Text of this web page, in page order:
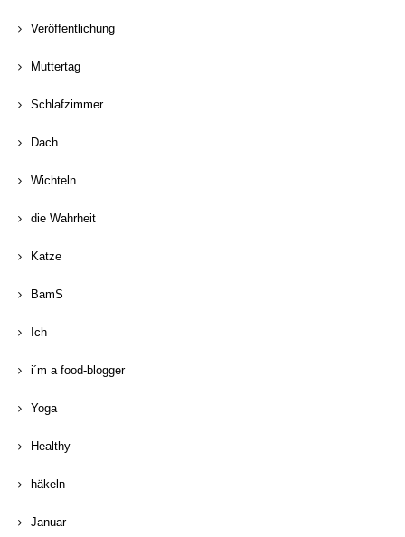
Veröffentlichung
Muttertag
Schlafzimmer
Dach
Wichteln
die Wahrheit
Katze
BamS
Ich
i´m a food-blogger
Yoga
Healthy
häkeln
Januar